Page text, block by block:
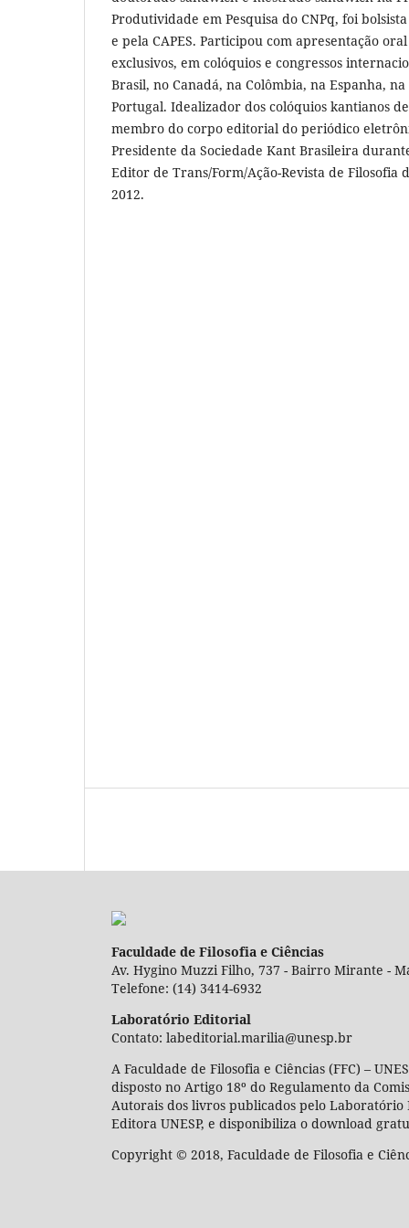
Produtividade em Pesquisa do CNPq, foi
e pela CAPES. Participou com apresentação
exclusivos, em colóquios e congressos
Brasil, no Canadá, na Colômbia, na Espanha,
Portugal. Idealizador dos colóquios kantianos
membro do corpo editorial do periódico
Presidente da Sociedade Kant Brasileira
Editor de Trans/Form/Ação-Revista de Filosofia
2012.
Faculdade de Filosofia e Ciências
Av. Hygino Muzzi Filho, 737 - Bairro Mirante -
Telefone: (14) 3414-6932
Laboratório Editorial
Contato: labeditorial.marilia@unesp.br
A Faculdade de Filosofia e Ciências (FFC) –
disposto no Artigo 18º do Regulamento da
Autorais dos livros publicados pelo Laboratório
Editora UNESP, e disponibiliza o download
Copyright © 2018, Faculdade de Filosofia e